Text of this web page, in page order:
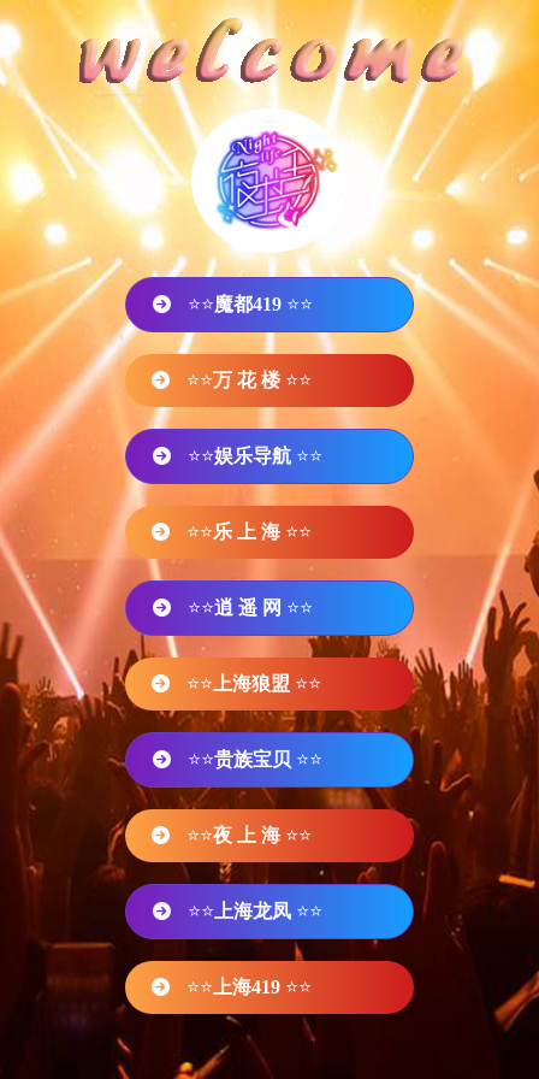
⭐⭐魔都419 ⭐⭐
⭐⭐万 花 楼 ⭐⭐
⭐⭐娱乐导航 ⭐⭐
⭐⭐乐 上 海 ⭐⭐
⭐⭐逍 遥 网 ⭐⭐
⭐⭐ 上海狼盟 ⭐⭐
⭐⭐贵族宝贝 ⭐⭐
⭐⭐夜 上 海 ⭐⭐
⭐⭐ 上海龙凤 ⭐⭐
⭐⭐ 上海419 ⭐⭐